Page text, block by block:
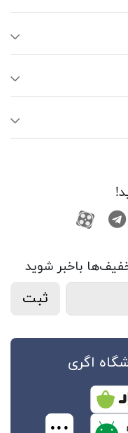
تلگرامآپارات
با‌خبر شوید
ثبت
اگری